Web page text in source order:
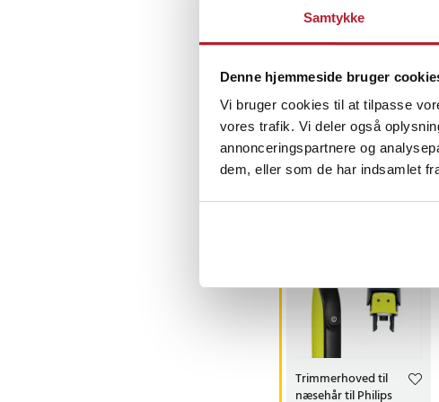
Samtykke
Denne hjemmeside bruger
Vi bruger cookies til at tilpasse
vores trafik. Vi deler også
annonceringspartnere og
dem, eller som de har indsamlet
udviklet til præcision
overskæg. Den passer godt
Barbermaskinen drives af
batteri, der giver op til 60
fuld opladning.
batteriniveauindikatoren
den resterende strøm.
Det medfølgende 6-i-1
renser, smører og tørrer
automatisk det rette
en hygiejnisk og
Den 100 % vandtætte
med både våd- og
barbergel eller
hurtig tørbarbering.
TB Tommy B•4
Andre købte også
Trimmerhoved til
næsehår til Philips